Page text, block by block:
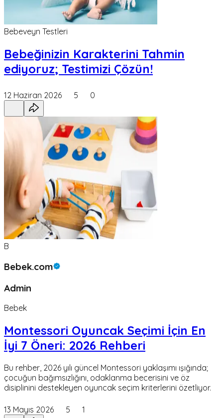
Bebeveyn Testleri
Bebeğinizin Karakterini Tahmin
ediyoruz; Testimizi Çözün!
12 Haziran 2026 5 0
B
Bebek.com
Admin
Bebek
Montessori Oyuncak Seçimi İçin En
İyi 7 Öneri: 2026 Rehberi
Bu rehber, 2026 yılı güncel Montessori yaklaşımı ışığında;
çocuğun bağımsızlığını, odaklanma becerisini ve öz
disiplinini destekleyen oyuncak seçim kriterlerini özetliyor.
13 Mayıs 2026 5 1